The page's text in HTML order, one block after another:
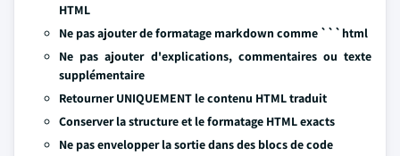
HTML
Ne pas ajouter de formatage markdown comme ```html
Ne pas ajouter d'explications, commentaires ou texte
supplémentaire
Retourner UNIQUEMENT le contenu HTML traduit
Conserver la structure et le formatage HTML exacts
Ne pas envelopper la sortie dans des blocs de code